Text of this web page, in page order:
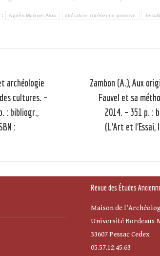
: Agnès Molinier Arbo littérature chrétienne primitive
archéologie
cultures. –
: bibliogr.,
:
Article
suivant
Zambon (A.), Aux
Fauvel et sa
2014. – 351 p. :
(L’Art et l’Essai,
Revue des Études
Maison de
Université Bordeaux
33607 Pessac Cedex
05.57.12.45.63